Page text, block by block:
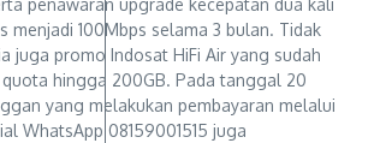
penawaran upgrade kecepatan dua kali
menjadi 100Mbps selama 3 bulan. Tidak
juga promo Indosat HiFi Air yang sudah
hingga 200GB. Pada tanggal 20
yang melakukan pembayaran melalui
WhatsApp 08159001515 juga